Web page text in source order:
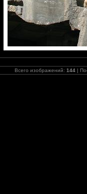
Всего изображений: 144 |